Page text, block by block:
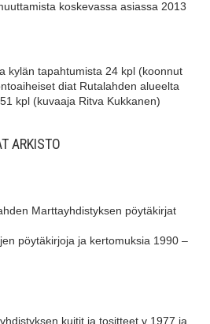
koskevassa asiassa 2013
kylän tapahtumista 24 kpl (koonnut
diat Rutalahden alueelta
kpl (kuvaaja Ritva Kukkanen)
ARKISTO
Marttayhdistyksen pöytäkirjat
pöytäkirjoja ja kertomuksia 1990 –
kuitit ja tositteet v 1977 ja